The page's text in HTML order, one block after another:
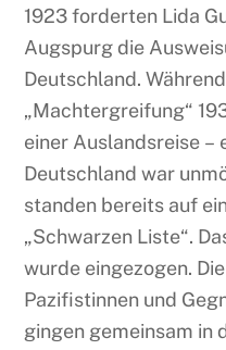
1923 forderten Lida
Augspurg die
Deutschland.
„Machtergreifung“
einer Auslandsreise –
Deutschland war
standen bereits auf
„Schwarzen Liste“.
wurde eingezogen.
Pazifistinnen und
gingen gemeinsam in